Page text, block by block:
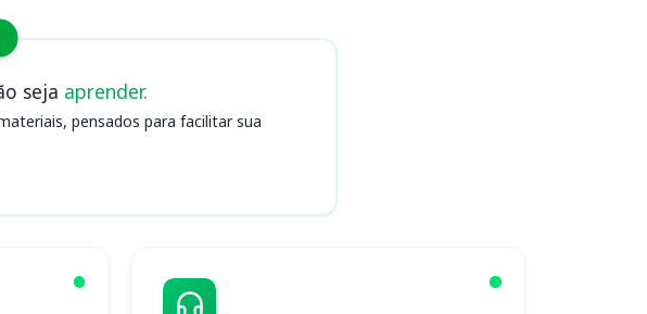
seja aprender.
pensados para facilitar sua